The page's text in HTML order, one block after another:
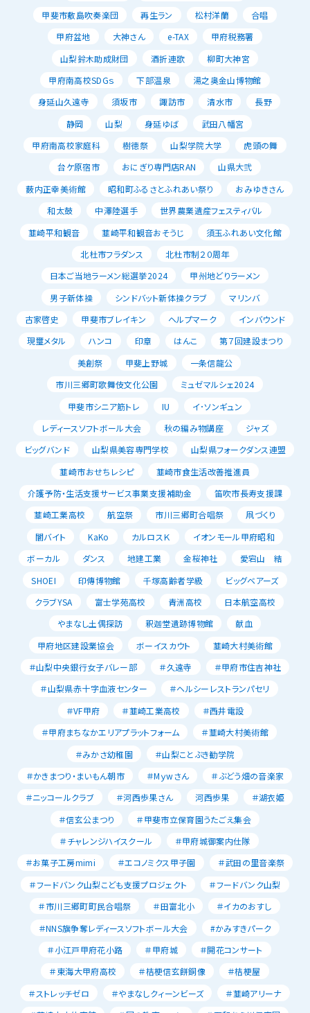
甲斐市敷島吹奏楽団
再生ラン 松村洋蘭
合唱
甲府盆地
大神さん e-TAX
甲府税務署
山梨鈴木助成財団
酒折連歌
柳町大神宮
甲府南高校SDGｓ
下部温泉
湯之奥金山博物館
身延山久遠寺
須坂市 諏訪市 清水市
長野
静岡
山梨 身延ゆば
武田八幡宮
甲府南高校家庭科
樹徳祭 山梨学院大学
虎頭の舞
台ケ原宿市
おにぎり専門店RAN
山県大弐
薮内正幸美術館
昭和町ふるさとふれあい祭り
おみゆきさん
和太鼓
中澤陸選手
世界農業遺産フェスティバル
韮崎平和観音
韮崎平和観音おそうじ
須玉ふれあい文化館
北杜市フラダンス
北杜市制２０周年
日本ご当地ラーメン総選挙2024
甲州地どりラーメン
男子新体操
シンドバット新体操クラブ
マリンバ
古家啓史
甲斐市ブレイキン ヘルプマーク
インバウンド
現璽メタル
ハンコ 印章 はんこ
第７回建設まつり
美創祭
甲斐上野城
一条信龍公
市川三郷町歌舞伎文化公園
ミュゼマルシェ2024
甲斐市シニア筋トレ
IU
イ･ソンギュン
レディースソフトボール大会
秋の編み物講座
ジャズ
ビッグバンド
山梨県美容専門学校
山梨県フォークダンス連盟
韮崎市おせちレシピ
韮崎市食生活改善推進員
介護予防・生活支援サービス事業支援補助金
笛吹市長寿支援課
韮崎工業高校
航空祭 市川三郷町合唱祭
凧づくり
闇バイト
KaKo カルロスＫ
イオンモール甲府昭和
ボーカル
ダンス 地建工業 金桜神社
愛宕山 結
SHOEI
印傳博物館 千塚高齢者学級
ビッグベアーズ
クラブYSA
富士学苑高校 青洲高校
日本航空高校
やまなし土偶探訪
釈迦堂遺跡博物館
献血
甲府地区建設業協会
ボーイスカウト
韮崎大村美術館
＃山梨中央銀行女子バレー部
＃久遠寺
＃甲府市住吉神社
＃山梨県赤十字血液センター
＃ヘルシーレストランパセリ
＃VF甲府
＃韮崎工業高校
＃西井電設
＃甲府まちなかエリアプラットフォーム
＃韮崎大村美術館
＃みかさ幼稚園
＃山梨ことぶき勧学院
＃かきまつり・まいもん朝市
＃Mｙwさん
＃ぶどう畑の音楽家
＃ニッコールクラブ
＃河西歩果さん 河西歩果
＃湖衣姫
＃信玄公まつり
＃甲斐市立保育園うたごえ集会
＃チャレンジハイスクール
＃甲府城御案内仕隊
＃お菓子工房mimi
＃エコノミクス甲子園
＃武田の里音楽祭
＃フードバンク山梨こども支援プロジェクト
＃フードバンク山梨
＃市川三郷町町民合唱祭
＃田富北小
＃イカのおすし
＃NNS旗争奪レディースソフトボール大会
#かみすきパーク
＃小江戸甲府花小路
＃甲府城
＃開花コンサート
＃東海大甲府高校
＃桔梗信玄餅銅像
＃桔梗屋
＃ストレッチゼロ
＃やまなしクィーンビーズ
＃韮崎アリーナ